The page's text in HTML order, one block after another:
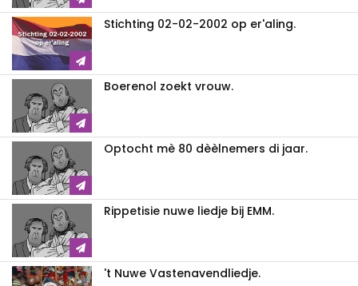
Stichting 02-02-2002 op er'aling.
Boerenol zoekt vrouw.
Optocht mè 80 dèèlnemers di jaar.
Rippetisie nuwe liedje bij EMM.
't Nuwe Vastenavendliedje.